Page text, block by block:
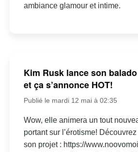
ambiance glamour et intime.
Kim Rusk lance son
et ça s’annonce HOT!
Publié le mardi 12 mai à 02:35
Wow, elle animera un tout
portant sur l’érotisme!
son projet : https://